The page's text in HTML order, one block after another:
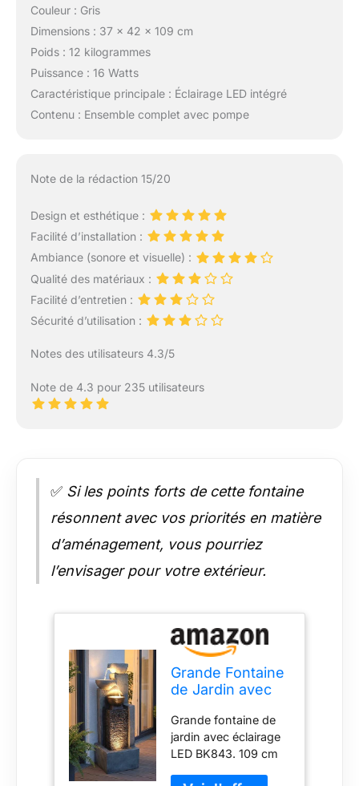
Couleur : Gris
Dimensions : 37 x 42 x 109 cm
Poids : 12 kilogrammes
Puissance : 16 Watts
Caractéristique principale : Éclairage LED intégré
Contenu : Ensemble complet avec pompe
Note de la rédaction 15/20
Design et esthétique :
Facilité d’installation :
Ambiance (sonore et visuelle) :
Qualité des matériaux :
Facilité d’entretien :
Sécurité d’utilisation :
Notes des utilisateurs 4.3/5
Note de 4.3 pour 235 utilisateurs
✅ Si les points forts de cette fontaine
résonnent avec vos priorités en matière
d’aménagement, vous pourriez
l’envisager pour votre extérieur.
Grande Fontaine
de Jardin avec
Fontaine
Cascade
décoration de
Jardin
Grande fontaine de
jardin avec éclairage
LED BK843. 109 cm